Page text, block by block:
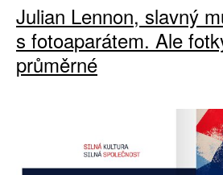
Julian Lennon, slavný
s fotoaparátem. Ale
průměrné